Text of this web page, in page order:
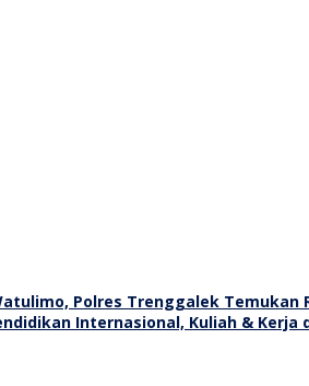
Polres Trenggalek Temukan
Internasional, Kuliah & Kerja